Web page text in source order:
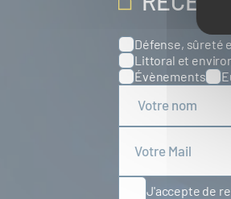
Catégories
Défense, sûreté
Littoral et
Évènements
J'accepte de